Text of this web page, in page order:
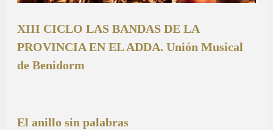
XIII CICLO LAS BANDAS DE LA
PROVINCIA EN EL ADDA. Unión Musical
de Benidorm
El anillo sin palabras